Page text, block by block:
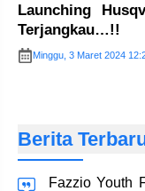
Launching
Terjangkau…!!
Minggu, 3 Maret 2024
Berita
Fazzio Youth